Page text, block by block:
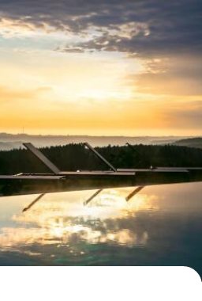
Auf der Karte anzeigen